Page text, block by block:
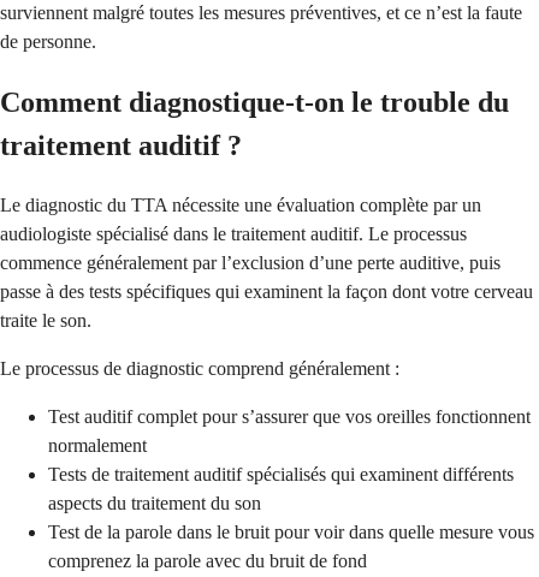
surviennent malgré toutes les mesures préventives, et ce n’est la faute
de personne.
Comment diagnostique-t-on le trouble du
traitement auditif ?
Le diagnostic du TTA nécessite une évaluation complète par un
audiologiste spécialisé dans le traitement auditif. Le processus
commence généralement par l’exclusion d’une perte auditive, puis
passe à des tests spécifiques qui examinent la façon dont votre cerveau
traite le son.
Le processus de diagnostic comprend généralement :
Test auditif complet pour s’assurer que vos oreilles fonctionnent
normalement
Tests de traitement auditif spécialisés qui examinent différents
aspects du traitement du son
Test de la parole dans le bruit pour voir dans quelle mesure vous
comprenez la parole avec du bruit de fond